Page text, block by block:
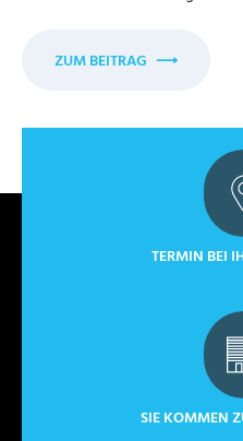
ZUM BEITRAG ⟶
TERMIN BEI
SIE KOMMEN